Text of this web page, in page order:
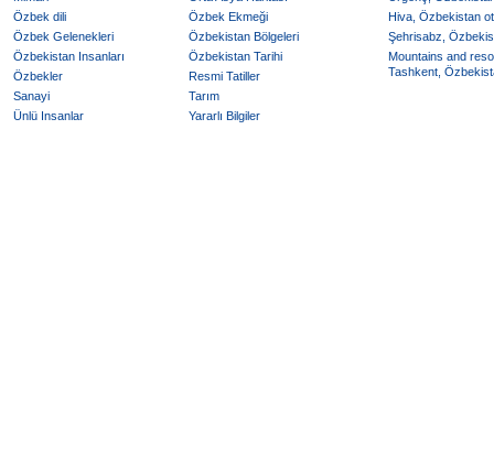
Özbek dili
Özbek Ekmeği
Özbek Gelenekleri
Özbekistan Bölgeleri
Özbekistan Insanları
Özbekistan Tarihi
Özbekler
Resmi Tatiller
Sanayi
Tarım
Ünlü Insanlar
Yararlı Bilgiler
Hiva, Özbekistan
Şehrisabz,
Mountains and
Tashkent,